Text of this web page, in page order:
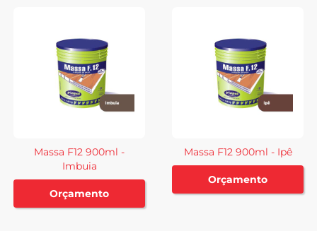
Massa F12 900ml -
Imbuia
Orçamento
Massa F12 900ml - Ipê
Orçamento